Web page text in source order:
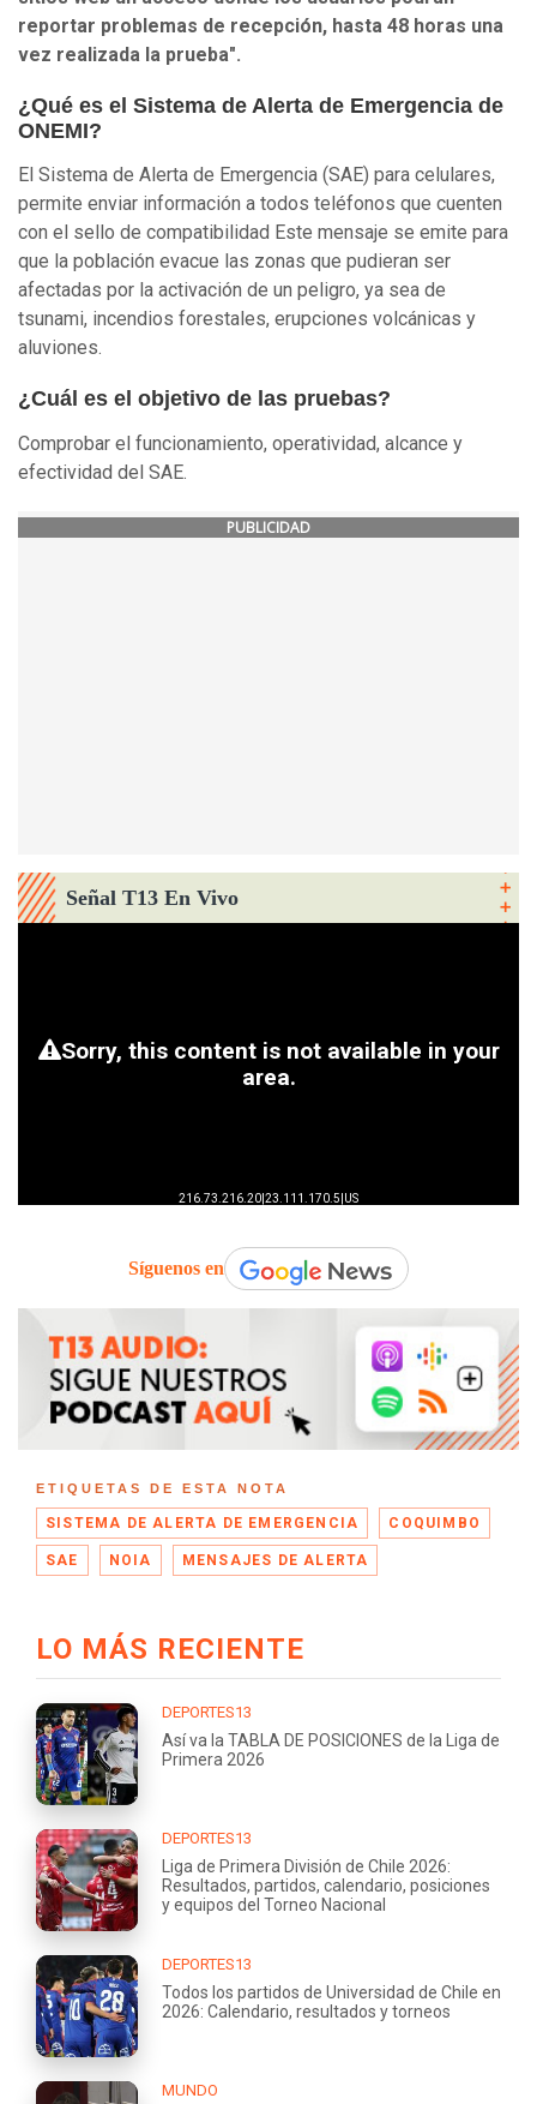
reportar problemas de recepción, hasta 48 horas una
vez realizada la prueba".
¿Qué es el Sistema de Alerta de Emergencia de
ONEMI?
El Sistema de Alerta de Emergencia (SAE) para celulares,
permite enviar información a todos teléfonos que cuenten
con el sello de compatibilidad Este mensaje se emite para
que la población evacue las zonas que pudieran ser
afectadas por la activación de un peligro, ya sea de
tsunami, incendios forestales, erupciones volcánicas y
aluviones.
¿Cuál es el objetivo de las pruebas?
Comprobar el funcionamiento, operatividad, alcance y
efectividad del SAE.
PUBLICIDAD
Señal T13 En Vivo
Síguenos en
ETIQUETAS DE ESTA NOTA
SISTEMA DE ALERTA DE EMERGENCIA COQUIMBO
SAE NOIA MENSAJES DE ALERTA
LO MÁS RECIENTE
DEPORTES13
Así va la TABLA DE POSICIONES de la Liga de
Primera 2026
DEPORTES13
Liga de Primera División de Chile 2026:
Resultados, partidos, calendario, posiciones
y equipos del Torneo Nacional
DEPORTES13
Todos los partidos de Universidad de Chile en
2026: Calendario, resultados y torneos
MUNDO